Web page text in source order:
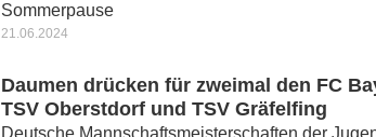
Sommerpause
21.06.2024
Daumen drücken für zweimal den FC
TSV Oberstdorf und TSV Gräfelfing
Deutsche Mannschaftsmeisterschaften der